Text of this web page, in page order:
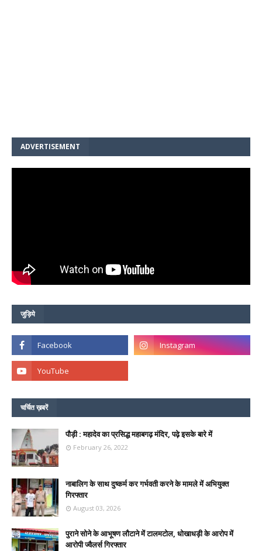
ADVERTISEMENT
जुड़िये
चर्चित ख़बरें
पौड़ी : महादेव का प्रसिद्ध महाबगढ़ मंदिर, पढ़े इसके बारे में
February 26, 2022
नाबालिग के साथ दुष्कर्म कर गर्भवती करने के मामले में अभियुक्त
गिरफ्तार
August 03, 2026
पुराने सोने के आभूषण लौटाने में टालमटोल, धोखाधड़ी के आरोप में
आरोपी ज्वैलर्स गिरफ्तार